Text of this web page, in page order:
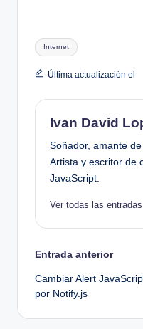
Etiquetas:
Internet
Última actualización el
Ivan David
Soñador, amante
Artista y escritor de
JavaScript.
Ver todas las entradas
Navegación
de
entradas
Entrada anterior
Cambiar Alert
por Notify.js